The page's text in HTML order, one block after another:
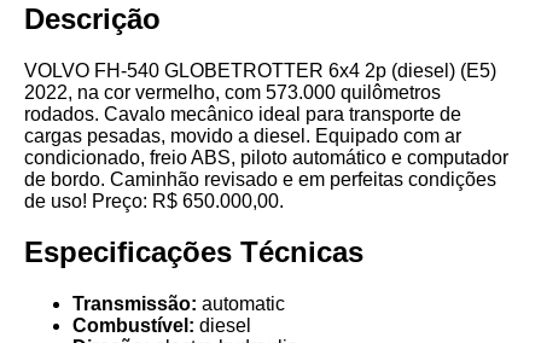
Descrição
VOLVO FH-540 GLOBETROTTER 6x4 2p (diesel) (E5)
2022, na cor vermelho, com 573.000 quilômetros
rodados. Cavalo mecânico ideal para transporte de
cargas pesadas, movido a diesel. Equipado com ar
condicionado, freio ABS, piloto automático e computador
de bordo. Caminhão revisado e em perfeitas condições
de uso! Preço: R$ 650.000,00.
Especificações Técnicas
Transmissão: automatic
Combustível: diesel